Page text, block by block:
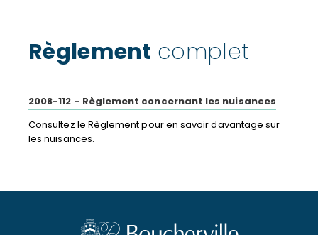
Règlement complet
2008-112 – Règlement concernant les nuisances
Consultez le Règlement pour en savoir davantage sur
les nuisances.